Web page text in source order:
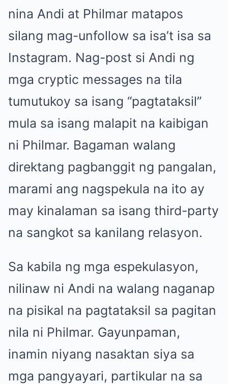
nina Andi at Philmar matapos
silang mag-unfollow sa isa’t isa sa
Instagram. Nag-post si Andi ng
mga cryptic messages na tila
tumutukoy sa isang “pagtataksil”
mula sa isang malapit na kaibigan
ni Philmar. Bagaman walang
direktang pagbanggit ng pangalan,
marami ang nagspekula na ito ay
may kinalaman sa isang third-party
na sangkot sa kanilang relasyon.
Sa kabila ng mga espekulasyon,
nilinaw ni Andi na walang naganap
na pisikal na pagtataksil sa pagitan
nila ni Philmar. Gayunpaman,
inamin niyang nasaktan siya sa
mga pangyayari, partikular na sa